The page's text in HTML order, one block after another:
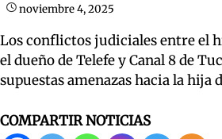
noviembre 4, 2025
Los conflictos judiciales entre el
el dueño de Telefe y Canal 8 de
supuestas amenazas hacia la hija
COMPARTIR NOTICIAS